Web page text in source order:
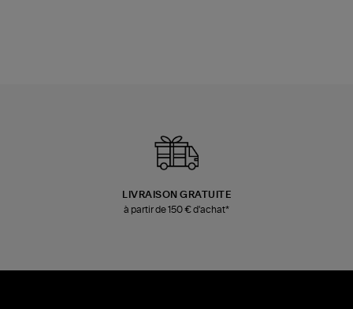
LIVRAISON GRATUITE
à partir de 150 € d'achat*